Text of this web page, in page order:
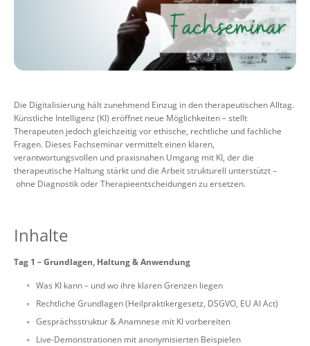
Die Digitalisierung hält zunehmend Einzug in den therapeutischen Alltag.
Künstliche Intelligenz (KI) eröffnet neue Möglichkeiten – stellt
Therapeuten jedoch gleichzeitig vor ethische, rechtliche und fachliche
Fragen. Dieses Fachseminar vermittelt einen klaren,
verantwortungsvollen und praxisnahen Umgang mit KI, der die
therapeutische Haltung stärkt und die Arbeit strukturell unterstützt –
ohne Diagnostik oder Therapieentscheidungen zu ersetzen.
Inhalte
Tag 1 – Grundlagen, Haltung & Anwendung
Was KI kann – und wo ihre klaren Grenzen liegen
Rechtliche Grundlagen (Heilpraktikergesetz, DSGVO, EU AI Act)
Gesprächsstruktur & Anamnese mit KI vorbereiten
Live-Demonstrationen mit anonymisierten Beispielen